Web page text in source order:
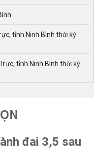
tỉnh Ninh Bình thời kỳ
tỉnh Ninh Bình thời kỳ
đai 3,5 sau